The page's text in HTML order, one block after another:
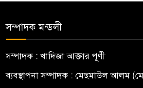
সম্পাদক মন্ডলী
সম্পাদক : খাদিজা আক্তার পূর্ণী
ব্যবস্থাপনা সম্পাদক : মেছমাউল আলম